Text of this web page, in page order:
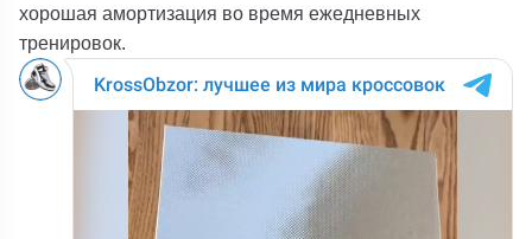
хорошая амортизация во время ежедневных
тренировок.